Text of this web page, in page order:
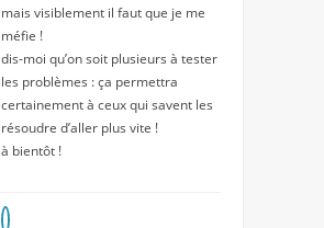
mais visiblement il faut que je me
méfie !
dis-moi qu’on soit plusieurs à tester
les problèmes : ça permettra
certainement à ceux qui savent les
résoudre d’aller plus vite !
à bientôt !